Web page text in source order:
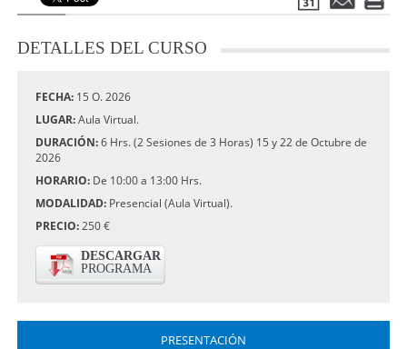
DETALLES DEL CURSO
FECHA: 15 O. 2026
LUGAR: Aula Virtual.
DURACIÓN: 6 Hrs. (2 Sesiones de 3 Horas) 15 y 22 de Octubre de
2026
HORARIO: De 10:00 a 13:00 Hrs.
MODALIDAD: Presencial (Aula Virtual).
PRECIO: 250 €
DESCARGAR
PROGRAMA
PRESENTACIÓN